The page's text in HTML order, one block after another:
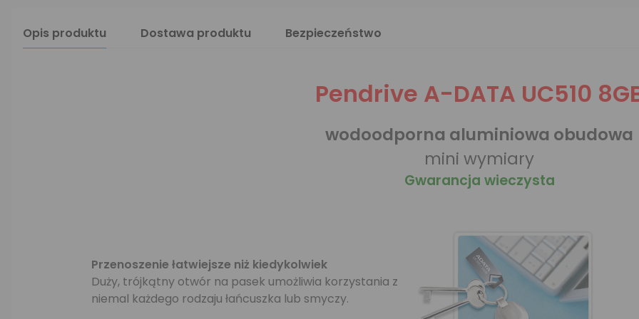
Opis produktu Dostawa produktu Bezpieczeństwo
Pendrive A-DATA UC510
wodoodporna aluminiowa obudowa
mini wymiary
Gwarancja wieczysta
Przenoszenie łatwiejsze niż kiedykolwiek
Duży, trójkątny otwór na pasek umożliwia korzystania z
niemal każdego rodzaju łańcuszka lub smyczy.